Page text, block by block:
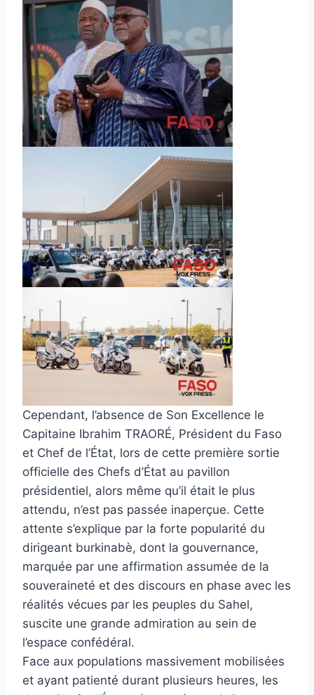
Cependant, l’absence de Son Excellence le
Capitaine Ibrahim TRAORÉ, Président du Faso
et Chef de l’État, lors de cette première sortie
officielle des Chefs d’État au pavillon
présidentiel, alors même qu’il était le plus
attendu, n’est pas passée inaperçue. Cette
attente s’explique par la forte popularité du
dirigeant burkinabè, dont la gouvernance,
marquée par une affirmation assumée de la
souveraineté et des discours en phase avec les
réalités vécues par les peuples du Sahel,
suscite une grande admiration au sein de
l’espace confédéral.
Face aux populations massivement mobilisées
et ayant patienté durant plusieurs heures, les